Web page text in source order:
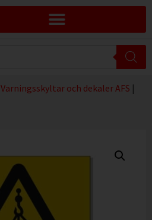
Varningsskyltar och dekaler AFS |